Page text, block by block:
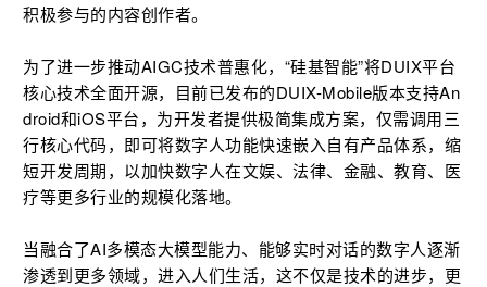
积极参与的内容创作者。
为了进一步推动AIGC技术普惠化，“硅基智能”将DUIX平台
核心技术全面开源，目前已发布的DUIX-Mobile版本支持An
droid和iOS平台，为开发者提供极简集成方案，仅需调用三
行核心代码，即可将数字人功能快速嵌入自有产品体系，缩
短开发周期，以加快数字人在文娱、法律、金融、教育、医
疗等更多行业的规模化落地。
当融合了AI多模态大模型能力、能够实时对话的数字人逐渐
渗透到更多领域，进入人们生活，这不仅是技术的进步，更